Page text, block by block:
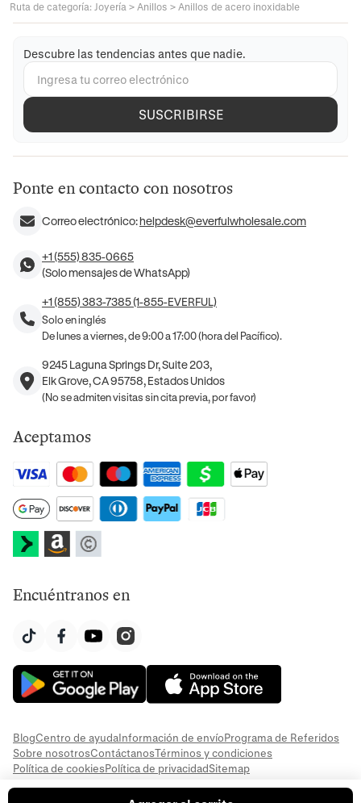
Ruta de categoría: Joyería > Anillos > Anillos de acero inoxidable
Descubre las tendencias antes que nadie.
SUSCRIBIRSE
Ponte en contacto con nosotros
Correo electrónico:helpdesk@everfulwholesale.com
+1 (555) 835-0665
(Solo mensajes de WhatsApp)
+1 (855) 383-7385 (1-855-EVERFUL)
Solo en inglés
De lunes a viernes, de 9:00 a 17:00 (hora del Pacífico).
9245 Laguna Springs Dr, Suite 203,
Elk Grove, CA 95758, Estados Unidos
(No se admiten visitas sin cita previa, por favor)
Aceptamos
Encuéntranos en
BlogCentro de ayudaInformación de envíoPrograma de Referidos
Sobre nosotrosContáctanosTérminos y condiciones
Política de cookiesPolítica de privacidadSitemap